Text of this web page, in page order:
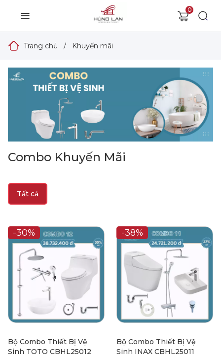
0
Trang chủ / Khuyến mãi
Combo Khuyến Mãi
Tất cả
-30%
Bộ Combo Thiết Bị Vệ
Sinh TOTO CBHL25012
-38%
Bộ Combo Thiết Bị Vệ
Sinh INAX CBHL25011